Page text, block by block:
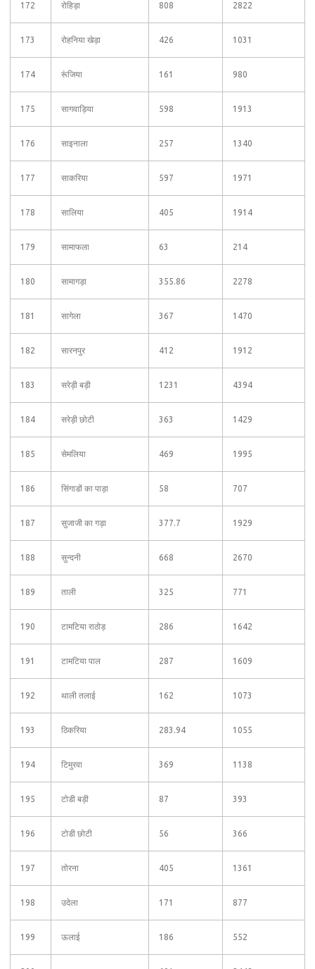
172 रोहिड़ा 808 2822
173 रोहनिया खेड़ा 426 1031
174 रूंजिया 161 980
175 सागवाड़िया 598 1913
176 साइनाला 257 1340
177 साकरिया 597 1971
178 सालिया 405 1914
179 सामाफला 63 214
180 सामागड़ा 355.86 2278
181 सागेला 367 1470
182 सारनपुर 412 1912
183 सरेड़ी बड़ी 1231 4394
184 सरेड़ी छोटी 363 1429
185 सेमलिया 469 1995
186 सिंगाडों का पाड़ा 58 707
187 सुजाजी का गड़ा 377.7 1929
188 सुन्दनी 668 2670
189 ताली 325 771
190 टामटिया राठोड़ 286 1642
191 टामटिया पाल 287 1609
192 थाली तलाई 162 1073
193 ठिकरिया 283.94 1055
194 टिमुरवा 369 1138
195 टोडी बड़ी 87 393
196 टोडी छोटी 56 366
197 तोरना 405 1361
198 उदेला 171 877
199 ऊलाई 186 552